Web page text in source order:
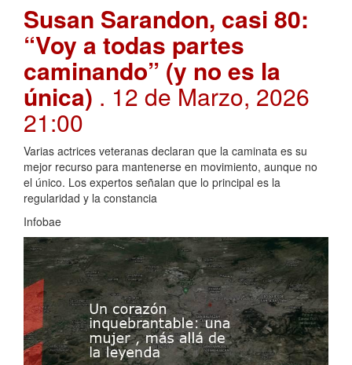
Susan Sarandon, casi 80:
“Voy a todas partes
caminando” (y no es la
única) . 12 de Marzo, 2026
21:00
Varias actrices veteranas declaran que la caminata es su
mejor recurso para mantenerse en movimiento, aunque no
el único. Los expertos señalan que lo principal es la
regularidad y la constancia
Infobae